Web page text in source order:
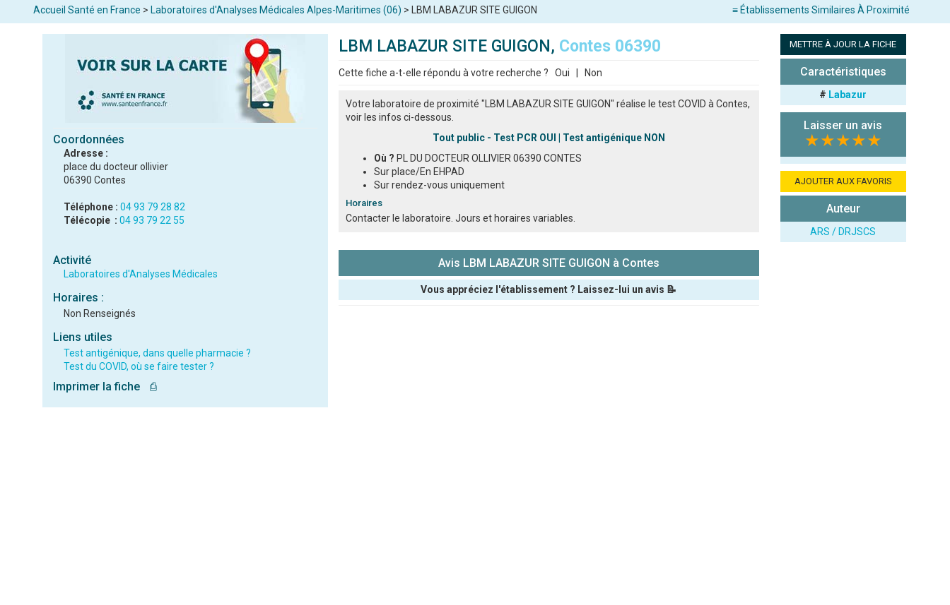
≡ Établissements Similaires À Proximité
Accueil Santé en France > Laboratoires d'Analyses Médicales Alpes-Maritimes (06) > LBM LABAZUR SITE GUIGON
Coordonnées
Adresse :
place du docteur ollivier
06390 Contes
Téléphone : 04 93 79 28 82
Télécopie : 04 93 79 22 55
Activité
Laboratoires d'Analyses Médicales
Horaires :
Non Renseignés
Liens utiles
Test antigénique, dans quelle pharmacie ?
Test du COVID, où se faire tester ?
Imprimer la fiche ⎙
LBM LABAZUR SITE GUIGON, Contes 06390
Cette fiche a-t-elle répondu à votre recherche ? Oui Non
Votre laboratoire de proximité "LBM LABAZUR SITE GUIGON" réalise le test COVID à Contes,
voir les infos ci-dessous.
Tout public - Test PCR OUI | Test antigénique NON
Où ? PL DU DOCTEUR OLLIVIER 06390 CONTES
Sur place/En EHPAD
Sur rendez-vous uniquement
Horaires
Contacter le laboratoire. Jours et horaires variables.
Avis LBM LABAZUR SITE GUIGON à Contes
Vous appréciez l'établissement ? Laissez-lui un avis 📝
METTRE À JOUR LA FICHE
Caractéristiques
# Labazur
Laisser un avis
★★★★★
AJOUTER AUX FAVORIS
Auteur
ARS / DRJSCS